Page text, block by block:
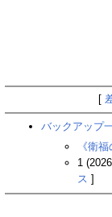
[
バックアップ
《衛
1
ス ]